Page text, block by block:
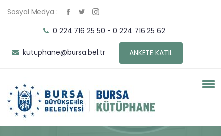
Sosyal Medya :
0 224 716 25 50 - 0 224 716 25 62
kutuphane@bursa.bel.tr ANKETE KATIL